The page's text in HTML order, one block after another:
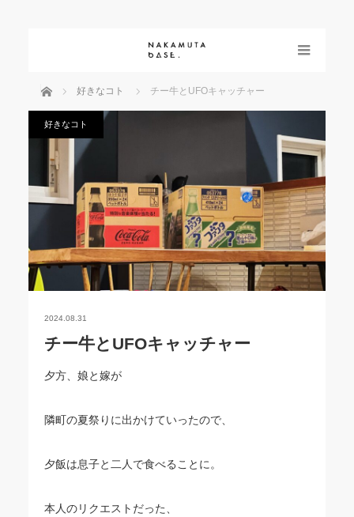
ホーム 好きなコト チー牛とUFOキャッチャー
好きなコト
2024.08.31
チー牛とUFOキャッチャー
夕方、娘と嫁が
隣町の夏祭りに出かけていったので、
夕飯は息子と二人で食べることに。
本人のリクエストだった、